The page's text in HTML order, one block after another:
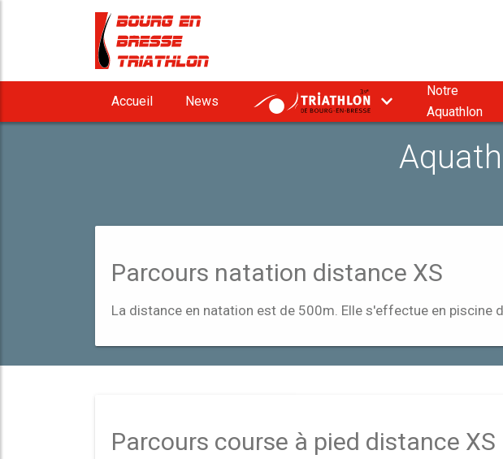
Accueil News
9
3
Notre
Aquathlon
Parcours natation distance XS
La distance en natation est de 500m. Elle s'effectue en
Parcours course à pied distance XS